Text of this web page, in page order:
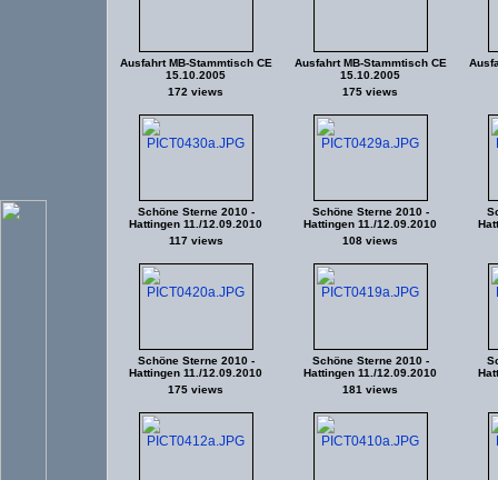
Ausfahrt MB-Stammtisch CE
15.10.2005
172 views
Ausfahrt MB-Stammtisch CE
15.10.2005
175 views
Schöne Sterne 2010 -
Hattingen 11./12.09.2010
117 views
Schöne Sterne 2010 -
Hattingen 11./12.09.2010
108 views
Schöne Sterne 2010 -
Hattingen 11./12.09.2010
175 views
Schöne Sterne 2010 -
Hattingen 11./12.09.2010
181 views